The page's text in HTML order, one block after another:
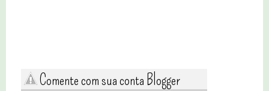
Comente com sua conta Blogger